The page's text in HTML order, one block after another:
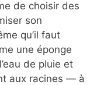
de choisir des
son
qu’il faut
une éponge
de pluie et
aux racines — à